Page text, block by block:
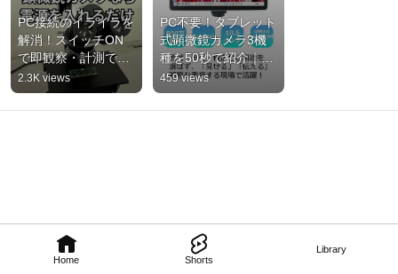
Home Shorts
Library
PC接続のイライラを
解消！スイッチON
で即観察・計測でき
る顕微鏡カメラが便
利
2.3K views
PC不要！タブレット
式顕微鏡カメラ3機
種を50秒で紹介｜観
察・撮影・測長まで
1台で｜教育・研
究・検査向け
459 views